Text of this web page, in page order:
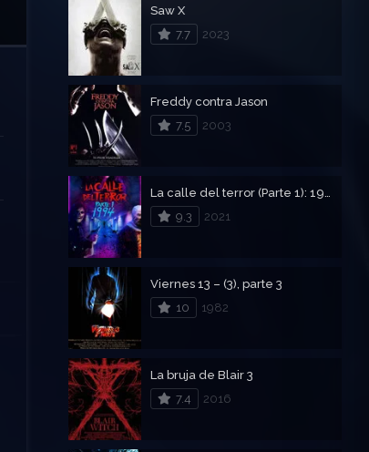
Saw X
7.7
2023
Freddy contra Jason
7.5
2003
9.3
2021
Viernes 13 – (3), parte 3
10
1982
La bruja de Blair 3
7.4
2016